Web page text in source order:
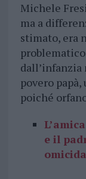
Michele
ma a
stimato, era
dall’infanzia
povero
poiché
e il